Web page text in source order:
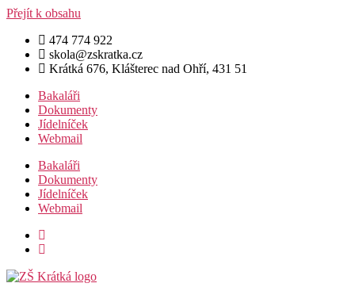
Přejít k obsahu
474 774 922
skola@zskratka.cz
Krátká 676, Klášterec nad Ohří, 431 51
Bakaláři
Dokumenty
Jídelníček
Webmail
Bakaláři
Dokumenty
Jídelníček
Webmail